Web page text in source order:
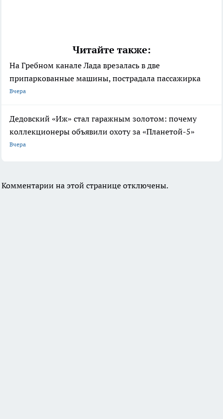
Читайте также:
На Гребном канале Лада врезалась в две
припаркованные машины, пострадала пассажирка
Вчера
Дедовский «Иж» стал гаражным золотом: почему
коллекционеры объявили охоту за «Планетой-5»
Вчера
Комментарии на этой странице отключены.